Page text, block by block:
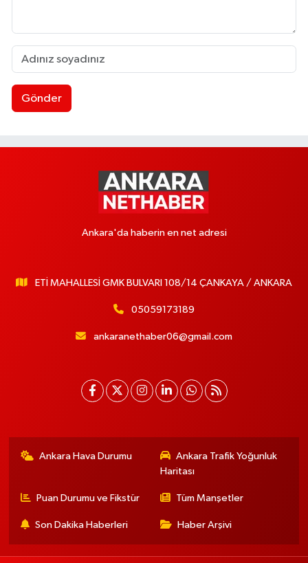
Gönder
Ankara'da haberin en net adresi
ETİ MAHALLESİ GMK BULVARI 108/14 ÇANKAYA / ANKARA
05059173189
ankaranethaber06@gmail.com
Ankara Hava Durumu
Ankara Trafik Yoğunluk
Haritası
Puan Durumu ve Fikstür Tüm Manşetler
Son Dakika Haberleri Haber Arşivi